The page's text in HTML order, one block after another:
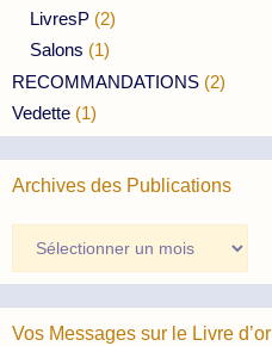
LivresP (2)
Salons (1)
RECOMMANDATIONS (2)
Vedette (1)
Archives des Publications
des
Publications
Vos Messages sur le Livre d’or